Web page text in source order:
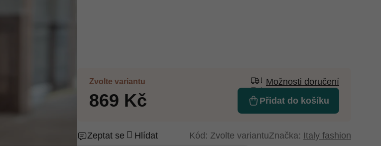
Zvolte variantu Možnosti doručení
869 Kč Přidat do košíku
Zeptat se Hlídat Značka: Italy fashion
Kód: Zvolte variantu